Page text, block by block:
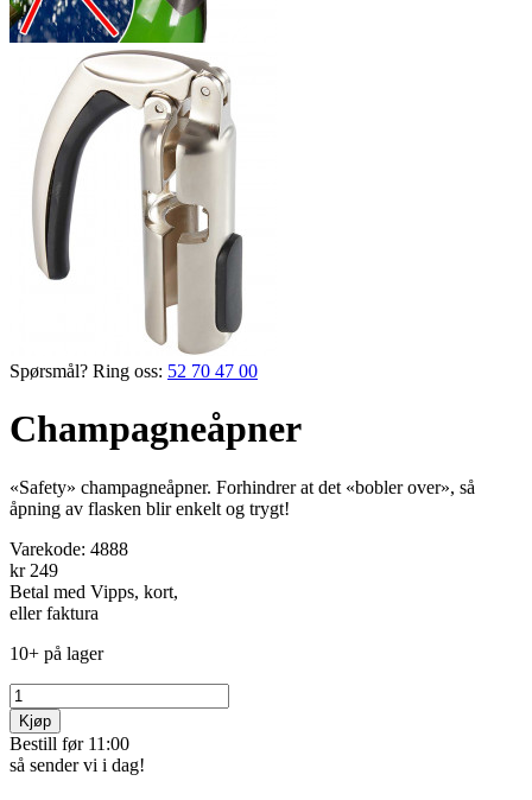
Spørsmål? Ring oss: 52 70 47 00
Champagneåpner
«Safety» champagneåpner. Forhindrer at det «bobler over», så
åpning av flasken blir enkelt og trygt!
Varekode: 4888
kr 249
Betal med Vipps, kort,
eller faktura
10+ på lager
Kjøp
Bestill før 11:00
så sender vi i dag!